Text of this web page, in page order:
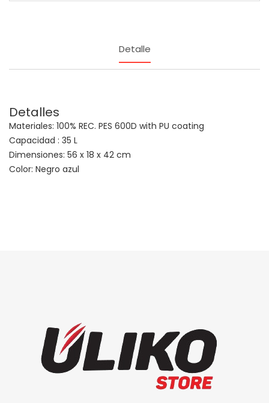
Detalle
Detalles
Materiales: 100% REC. PES 600D with PU coating
Capacidad : 35 L
Dimensiones: 56 x 18 x 42 cm
Color: Negro azul